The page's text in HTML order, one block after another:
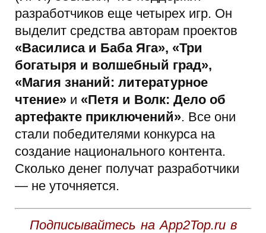
разработчиков еще четырех игр. Он
выделит средства авторам проектов
«Василиса и Баба Яга», «Три
богатыря и волшебный град»,
«Магия знаний: литературное
чтение» и «Петя и Волк: Дело об
артефакте приключений». Все они
стали победителями конкурса на
создание национального контента.
Сколько денег получат разработчики
— не уточняется.
Подписывайтесь на App2Top.ru в